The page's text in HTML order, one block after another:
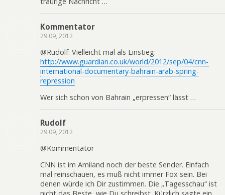
Kommentator
29.09, 2012
@Rudolf: Vielleicht mal als Einstieg:
http://www.guardian.co.uk/world/2012/sep/04/cnn-
international-documentary-bahrain-arab-spring-
repression
Wer sich schon von Bahrain „erpressen“ lässt …
Rudolf
29.09, 2012
@Kommentator
CNN ist im Amiland noch der beste Sender. Einfach
mal reinschauen, es muß nicht immer Fox sein. Bei
denen würde ich Dir zustimmen. Die „Tagesschau“ ist